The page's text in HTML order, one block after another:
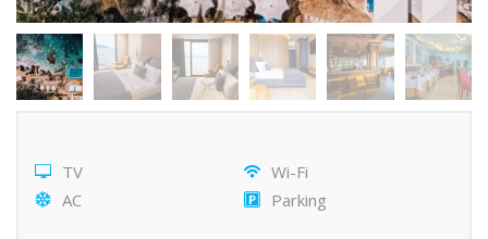
TV
Wi-Fi
AC
Parking